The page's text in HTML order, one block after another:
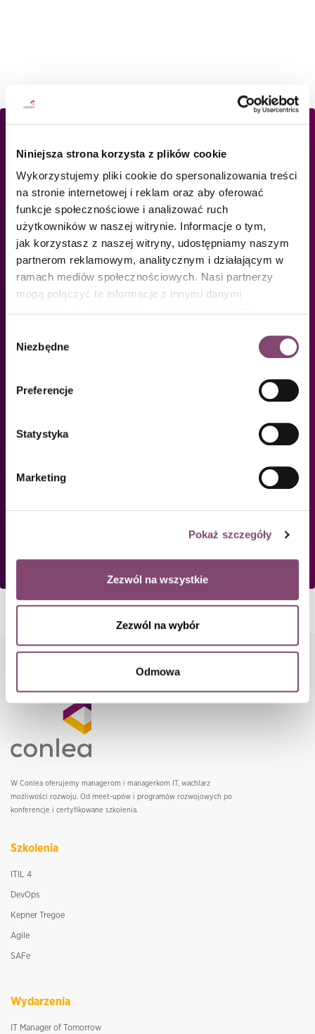
Niniejsza strona korzysta z plików cookie
Wykorzystujemy pliki cookie do spersonalizowania treści
na stronie internetowej i reklam oraz aby oferować
funkcje społecznościowe i analizować ruch
użytkowników w naszej witrynie. Informacje o tym,
jak korzystasz z naszej witryny, udostępniamy naszym
partnerom reklamowym, analitycznym i działającym w
ramach mediów społecznościowych. Nasi partnerzy
mogą połączyć te informacje z innymi danymi
polityce cookies
zgody
Niezbędne
Preferencje
Statystyka
Marketing
Pokaż szczegóły
Zezwól na wszystkie
Zezwól na wybór
Odmowa
Już ponad 4 tysiące liderów IT jest w
otrzymywać powiadomienia o nowych
Zapisanie się na newsletter jest równoznaczne z wyrażeniem zgody na przesyłanie informacji
marketingowych. Administratorem danych osobowych jest Conlea sp.z o.o. z siedzibą w Gdyni przy
informacji znajdziesz w naszej
W Conlea oferujemy managerom i managerkom IT, wachlarz
możliwości rozwoju. Od meet-upów i programów rozwojowych po
konferencje i certyfikowane szkolenia.
Szkolenia
ITIL 4
DevOps
Kepner Tregoe
Agile
SAFe
Wydarzenia
IT Manager of Tomorrow